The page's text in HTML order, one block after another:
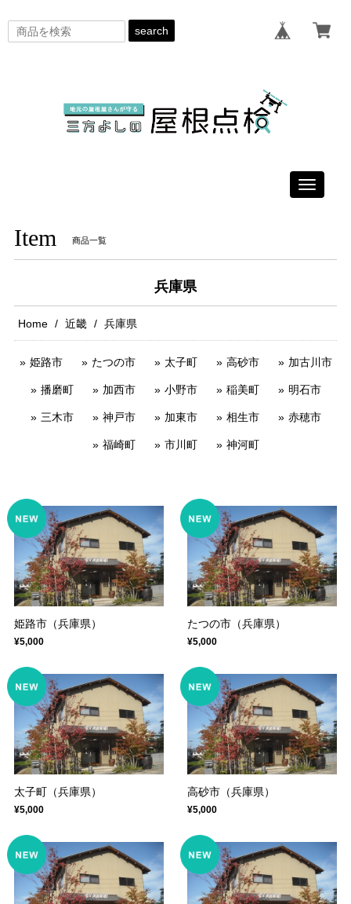
search
Toggle
Item 商品一覧
兵庫県
Home 近畿 兵庫県
姫路市 たつの市 太子町 高砂市 加古川市
播磨町 加西市 小野市 稲美町 明石市
三木市 神戸市 加東市 相生市 赤穂市
福崎町 市川町 神河町
姫路市（兵庫県）
¥5,000
たつの市（兵庫県）
¥5,000
太子町（兵庫県）
¥5,000
高砂市（兵庫県）
¥5,000